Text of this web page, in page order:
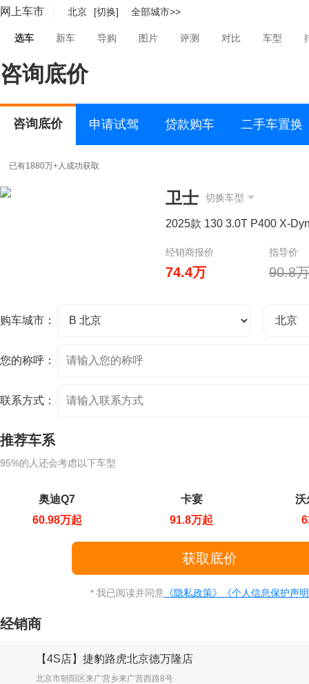
网上车市 北京 [切换] 全部城市>>
选车 新车 导购 图片 评测 对比 车型
咨询底价
咨询底价 申请试驾 贷款购车 二手车置换
已有1880万+人成功获取
卫士 切换车型
2025款 130 3.0T P400 X-
经销商报价 指导价
74.4万 90.8万
购车城市：
您的称呼：
联系方式：
推荐车系
95%的人还会考虑以下车型
奥迪Q7
60.98万起
卡宴
91.8万起
沃
* 我已阅读并同意 《隐私政策》 《个人信息保护声
经销商
【4S店】捷豹路虎北京德万隆店
北京市朝阳区来广营乡来广营西路8号